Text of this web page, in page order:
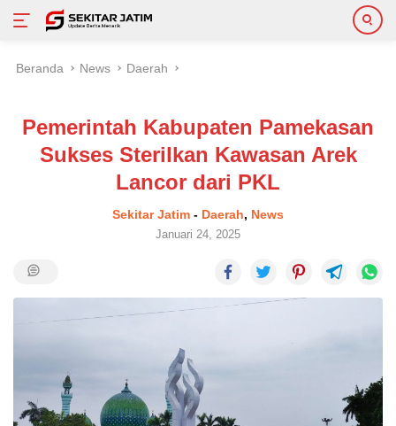
Beranda News Daerah
Pemerintah Kabupaten Pamekasan
Sukses Sterilkan Kawasan Arek
Lancor dari PKL
Sekitar Jatim - Daerah, News
Januari 24, 2025